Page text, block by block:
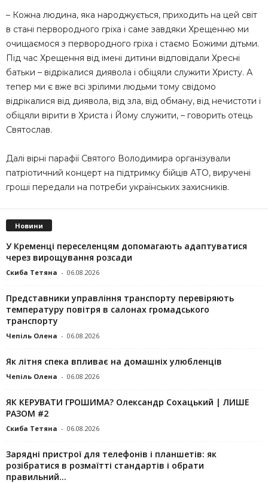
– Кожна людина, яка народжується, приходить на цей світ
в стані первородного гріха і саме завдяки Хрещенню ми
очищаємося з первородного гріха і стаємо Божими дітьми.
Під час Хрещення від імені дитини відповідали Хресні
батьки – відрікалися диявола і обіцяли служити Христу. А
тепер ми є вже всі зрілими людьми тому свідомо
відрікалися від диявола, від зла, від обману, від нечистоти і
обіцяли вірити в Христа і Йому служити, – говорить отець
Святослав.
Далі вірні парафії Святого Володимира організували
патріотичний концерт на підтримку бійців АТО, виручені
гроші передали на потреби українських захисників.
Новини
У Кременці переселенцям допомагають адаптуватися
через вирощування розсади
Скиба Тетяна - 06.08.2026
Представники управління транспорту перевіряють
температуру повітря в салонах громадського
транспорту
Чепіль Олена - 06.08.2026
Як літня спека впливає на домашніх улюбленців
Чепіль Олена - 06.08.2026
ЯК КЕРУВАТИ ГРОШИМА? Олександр Сохацький | ЛИШЕ
РАЗОМ #2
Скиба Тетяна - 06.08.2026
Зарядні пристрої для телефонів і планшетів: як
розібратися в розмаїтті стандартів і обрати
правильний...